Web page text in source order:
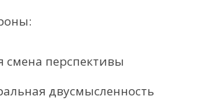
смена перспективы
двусмысленность